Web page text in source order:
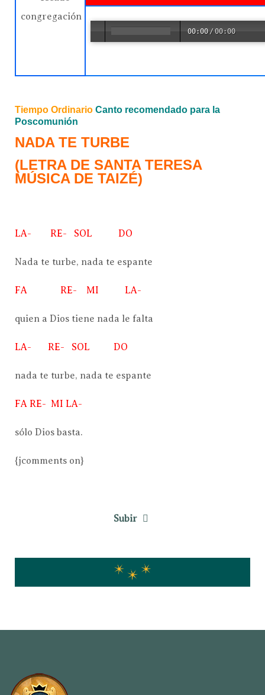
00:00 /00:00
Tiempo Ordinario Canto recomendado para la
Poscomunión
NADA TE TURBE
(LETRA DE SANTA TERESA
MÚSICA DE TAIZÉ)
LA- RE- SOL DO
Nada te turbe, nada te espante
FA RE- MI LA-
quien a Dios tiene nada le falta
LA- RE- SOL DO
nada te turbe, nada te espante
FA RE- MI LA-
sólo Dios basta.
{jcomments on}
Subir